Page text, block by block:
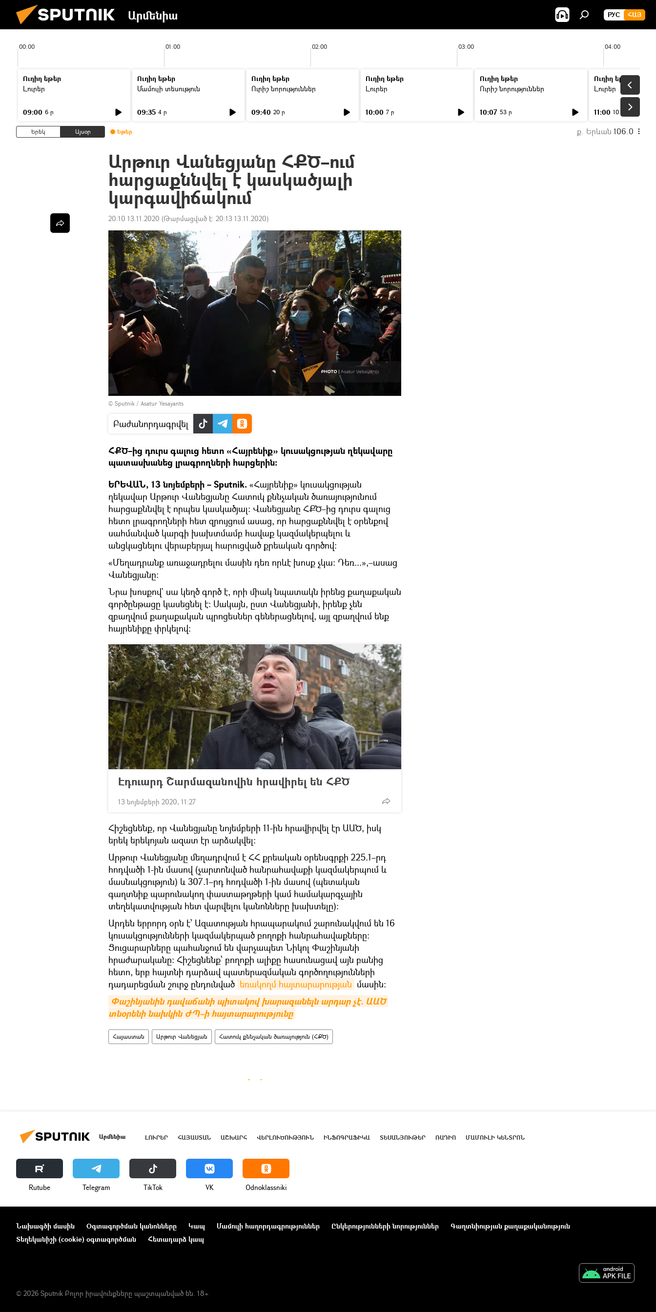
Արմենիա РУС ՀԱՅ
00:00 01:00 02:00 03:00 04:00
Ուղիղ եթեր
Լուրեր
09:00 6 ր
Ուղիղ եթեր
Մամուլի տեսություն
09:35 4 ր
Ուղիղ եթեր
Ուրիշ նորություններ
09:40 20 ր
Ուղիղ եթեր
Լուրեր
10:00 7 ր
Ուղիղ եթեր
Ուրիշ նորություններ
10:07 53 ր
Ուղիղ եթեր
Լուրեր
11:00 10 ր
Երեկ Այսօր Եթեր ք. Երևան 106.0
Արթուր Վանեցյանը ՀՔԾ–ում
հարցաքննվել է կասկածյալի
կարգավիճակում
20:10 13.11.2020 (Թարմացված է: 20:13 13.11.2020)
© Sputnik / Asatur Yesayants
Բաժանորդագրվել
ՀՔԾ–ից դուրս գալուց հետո «Հայրենիք» կուսակցության ղեկավարը
պատասխանեց լրագրողների հարցերին։
ԵՐԵՎԱՆ, 13 նոյեմբերի – Sputnik. «Հայրենիք» կուսակցության
ղեկավար Արթուր Վանեցյանը Հատուկ քննչական ծառայությունում
հարցաքննվել է որպես կասկածյալ։ Վանեցյանը ՀՔԾ–ից դուրս գալուց
հետո լրագրողների հետ զրույցում ասաց, որ հարցաքննվել է օրենքով
սահմանված կարգի խախտմամբ հավաք կազմակերպելու և
անցկացնելու վերաբերյալ հարուցված քրեական գործով։
«Մեղադրանք առաջադրելու մասին դեռ որևէ խոսք չկա։ Դեռ...»,–ասաց
Վանեցյանը։
Նրա խոսքով` սա կեղծ գործ է, որի միակ նպատակն իրենց քաղաքական
գործընթացը կասեցնել է։ Սակայն, ըստ Վանեցյանի, իրենք չեն
զբաղվում քաղաքական պրոցեսներ գեներացնելով, այլ զբաղվում ենք
հայրենիքը փրկելով։
Էդուարդ Շարմազանովին հրավիրել են ՀՔԾ
13 նոյեմբերի 2020, 11:27
Հիշեցնենք, որ Վանեցյանը նոյեմբերի 11-ին հրավիրվել էր ԱԱԾ, իսկ
երեկ երեկոյան ազատ էր արձակվել։
Արթուր Վանեցյանը մեղադրվում է ՀՀ քրեական օրենսգրքի 225.1–րդ
հոդվածի 1-ին մասով (չարտոնված հանրահավաքի կազմակերպում և
մասնակցություն) և 307.1–րդ հոդվածի 1-ին մասով (պետական
գաղտնիք պարունակող փաստաթղթերի կամ համակարգչային
տեղեկատվության հետ վարվելու կանոնները խախտելը)։
Արդեն երրորդ օրն է՝ Ազատության հրապարակում շարունակվում են 16
կուսակցությունների կազմակերպած բողոքի հանրահավաքները։
Ցուցարարները պահանջում են վարչապետ Նիկոլ Փաշինյանի
հրաժարականը։ Հիշեցնենք՝ բողոքի ալիքը հասունացավ այն բանից
հետո, երբ հայտնի դարձավ պատերազմական գործողությունների
դադարեցման շուրջ ընդունված եռակողմ հայտարարության մասին։
Փաշինյանին դավաճանի պիտակով խարազանելն արդար չէ. ԱԱԾ
տնօրենի նախկին ԺՊ–ի հայտարարությունը
Հայաստան Արթուր Վանեցյան Հատուկ քննչական ծառայություն (ՀՔԾ)
Արմենիա ԼՈՒՐԵՐ ՀԱՅԱՍՏԱՆ ԱՇԽԱՐՀ ՎԵՐԼՈՒԾՈՒԹՅՈՒՆ ԻՆՖՈԳՐԱՖԻԿԱ ՏԵՍԱՆՅՈՒԹԵՐ ՌԱԴԻՈ ՄԱՄՈՒԼԻ ԿԵՆՏՐՈՆ
Rutube Telegram ТikТоk VK Odnoklassniki
Նախագծի մասին Օգտագործման կանոնները Կապ Մամուլի հաղորդագրություններ Ընկերությունների նորություններ
Գաղտնիության քաղաքականություն
Տեղեկանիշի (cookie) օգտագործման
Հետադարձ կապ
© 2026 Sputnik Բոլոր իրավունքները պաշտպանված են. 18+